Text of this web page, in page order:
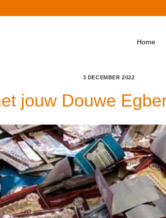
Home
3 DECEMBER 2022
jouw Douwe